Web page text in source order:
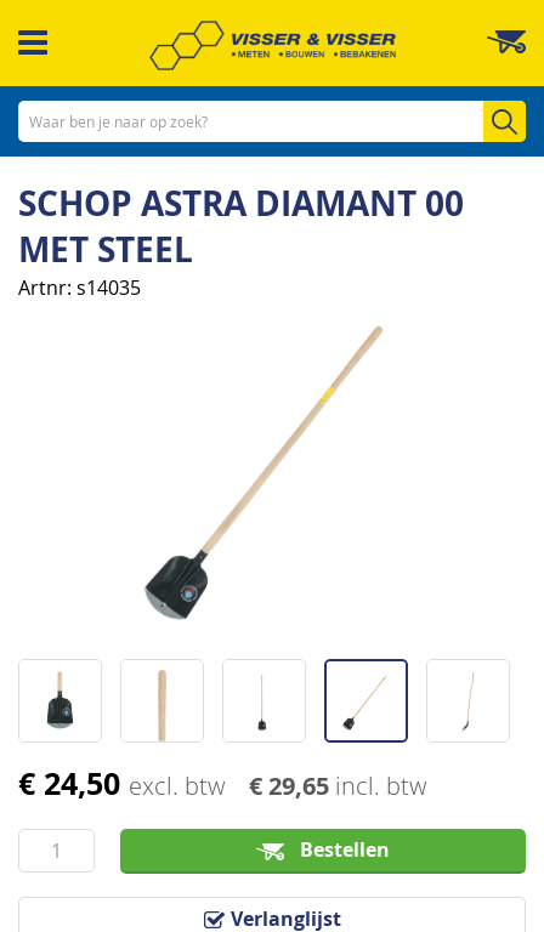
naar
inhoud
SCHOP ASTRA DIAMANT 00
MET STEEL
Artnr s14035
€ 24,50 excl. btw € 29,65 incl. btw
Bestellen
Verlanglijst
Ga
het
begin
van